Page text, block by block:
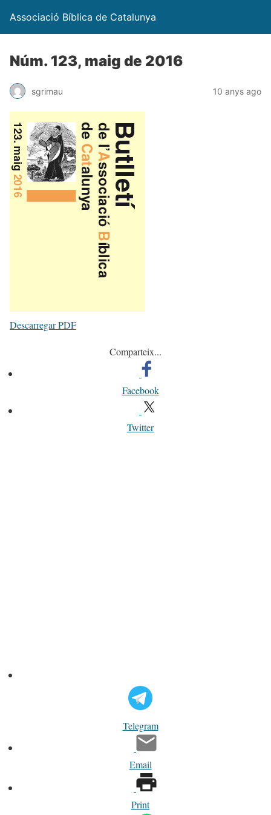
Associació Bíblica de Catalunya
Núm. 123, maig de 2016
sgrimau 10 anys ago
Descarregar PDF
Comparteix...
Facebook
Twitter
Telegram
Email
Print